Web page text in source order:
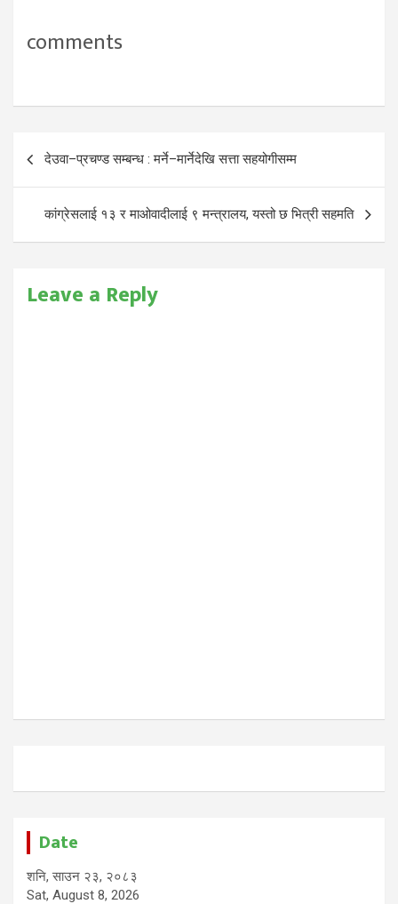
श्रीमती भीष्मा चेम्जंगले आफ्नो
comments
Post
navigation
देउवा–प्रचण्ड सम्बन्ध : मर्ने–मार्नेदेखि सत्ता सहयोगीसम्म
कांग्रेसलाई १३ र माओवादीलाई ९ मन्त्रालय, यस्तो छ भित्री सहमति
Leave a Reply
Date
शनि, साउन २३, २०८३
Sat, August 8, 2026